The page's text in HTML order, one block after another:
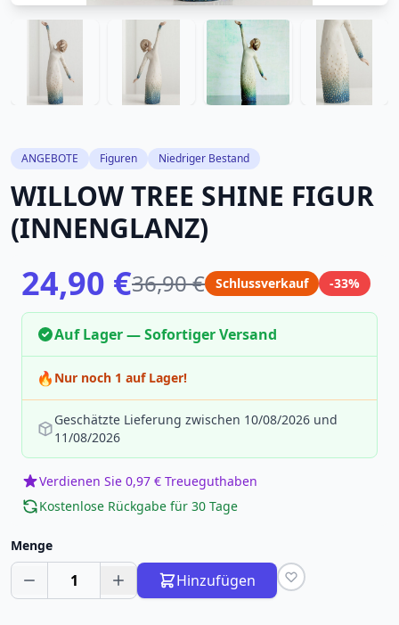
ANGEBOTE Figuren Niedriger Bestand
WILLOW TREE SHINE FIGUR
(INNENGLANZ)
24,90 €36,90 € Schlussverkauf -33%
Auf Lager — Sofortiger Versand
🔥 Nur noch 1 auf Lager!
Geschätzte Lieferung zwischen 10/08/2026 und
11/08/2026
Verdienen Sie 0,97 € Treueguthaben
Kostenlose Rückgabe für 30 Tage
Menge
1 Hinzufügen